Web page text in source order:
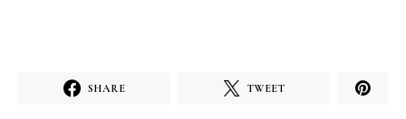
SHARE TWEET